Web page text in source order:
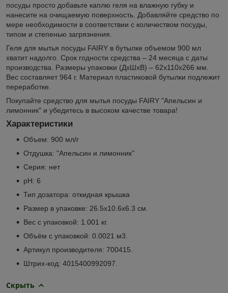
посуды просто добавьте каплю геля на влажную губку и
нанесите на очищаемую поверхность. Добавляйте средство по
мере необходимости в соответствии с количеством посуды,
типом и степенью загрязнения.
Геля для мытья посуды FAIRY в бутылке объемом 900 мл
хватит надолго. Срок годности средства – 24 месяца с даты
производства. Размеры упаковки (ДхШхВ) – 62х110х266 мм.
Вес составляет 964 г. Материал пластиковой бутылки подлежит
переработке.
Покупайте средство для мытья посуды FAIRY "Апельсин и
лимонник" и убедитесь в высоком качестве товара!
Характеристики
Объем: 900 мл/г
Отдушка: "Апельсин и лимонник"
Серия: нет
pH: 6
Тип дозатора: откидная крышка
Размер в упаковке: 26.5x10.6x6.3 см.
Вес с упаковкой: 1.001 кг.
Объём с упаковкой: 0.0021 м3
Артикул производителя: 700415.
Штрих-код: 4015400992097.
Скрыть